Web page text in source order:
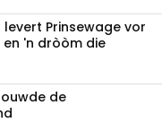
Prinsewage vor
en 'n dròòm die
de